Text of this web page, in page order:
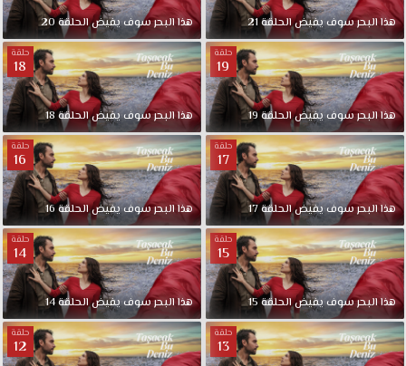
هذا البحر سوف يفيض الحلقة 21 هذا البحر سوف يفيض الحلقة 20
حلقة
19
هذا البحر سوف يفيض الحلقة 19
حلقة
18
هذا البحر سوف يفيض الحلقة 18
حلقة
17
هذا البحر سوف يفيض الحلقة 17
حلقة
16
هذا البحر سوف يفيض الحلقة 16
حلقة
15
هذا البحر سوف يفيض الحلقة 15
حلقة
14
هذا البحر سوف يفيض الحلقة 14
حلقة
13
حلقة
12